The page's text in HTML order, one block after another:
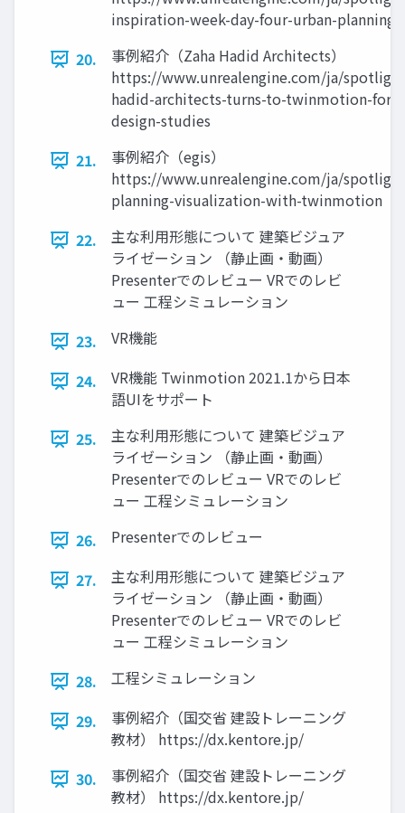
inspiration-week-day-four-urban-planning
20.
事例紹介（Zaha Hadid Architects）
https://www.unrealengine.com/ja/
hadid-architects-turns-to-twinmotion-for-
design-studies
21.
事例紹介（egis）
https://www.unrealengine.com/ja/
planning-visualization-with-twinmotion
22.
主な利用形態について 建築ビジュア
ライゼーション （静止画・動画）
Presenterでのレビュー VRでのレビ
ュー 工程シミュレーション
23.
VR機能
24.
VR機能 Twinmotion 2021.1から日本
語UIをサポート
25.
主な利用形態について 建築ビジュア
ライゼーション （静止画・動画）
Presenterでのレビュー VRでのレビ
ュー 工程シミュレーション
26.
Presenterでのレビュー
27.
主な利用形態について 建築ビジュア
ライゼーション （静止画・動画）
Presenterでのレビュー VRでのレビ
ュー 工程シミュレーション
28.
工程シミュレーション
29.
事例紹介（国交省 建設トレーニング
教材） https://dx.kentore.jp/
30.
事例紹介（国交省 建設トレーニング
教材） https://dx.kentore.jp/